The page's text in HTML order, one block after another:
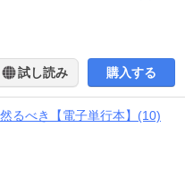
試し読み 購入する
るべき【電子単行本】(10)